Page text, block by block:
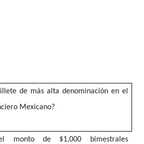
de más alta denominación en el
Mexicano?
monto de $1,000 bimestrales